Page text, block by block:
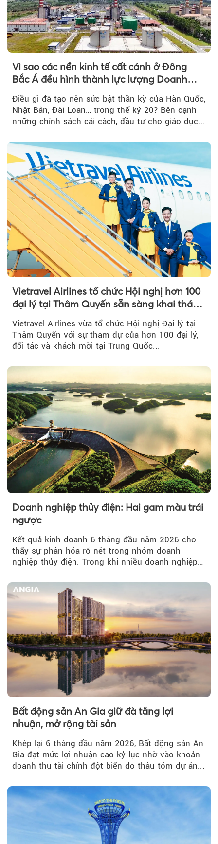
Vì sao các nền kinh tế cất cánh ở Đông
Bắc Á đều hình thành lực lượng Doanh
Điều gì đã tạo nên sức bật thần kỳ của Hàn Quốc,
Nhật Bản, Đài Loan… trong thế kỷ 20? Bên cạnh
những chính sách cải cách, đầu tư cho giáo dục...
Vietravel Airlines tổ chức Hội nghị hơn 100
đại lý tại Thâm Quyến sẵn sàng khai thác
đường bay thẳng TP.HCM - Thâm Quyến
Vietravel Airlines vừa tổ chức Hội nghị Đại lý tại
Thâm Quyến với sự tham dự của hơn 100 đại lý,
đối tác và khách mời tại Trung Quốc...
Doanh nghiệp thủy điện: Hai gam màu trái
ngược
Kết quả kinh doanh 6 tháng đầu năm 2026 cho
thấy sự phân hóa rõ nét trong nhóm doanh
nghiệp thủy điện. Trong khi nhiều doanh nghiệp
Bất động sản An Gia giữ đà tăng lợi
nhuận, mở rộng tài sản
Khép lại 6 tháng đầu năm 2026, Bất động sản An
Gia đạt mức lợi nhuận cao kỷ lục nhờ vào khoản
doanh thu tài chính đột biến do thâu tóm dự án...